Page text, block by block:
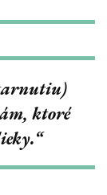
ktoré